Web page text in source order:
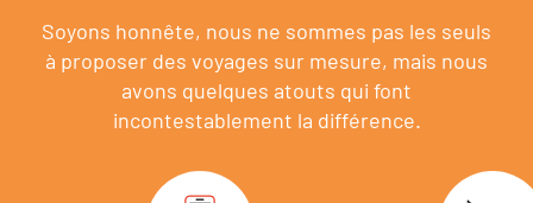
Soyons honnête, nous ne sommes pas les seuls
à proposer des voyages sur mesure, mais nous
avons quelques atouts qui font
incontestablement la différence.